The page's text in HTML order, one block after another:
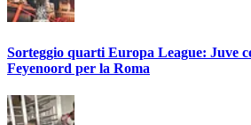
Sorteggio quarti Europa League: Juve
Feyenoord per la Roma